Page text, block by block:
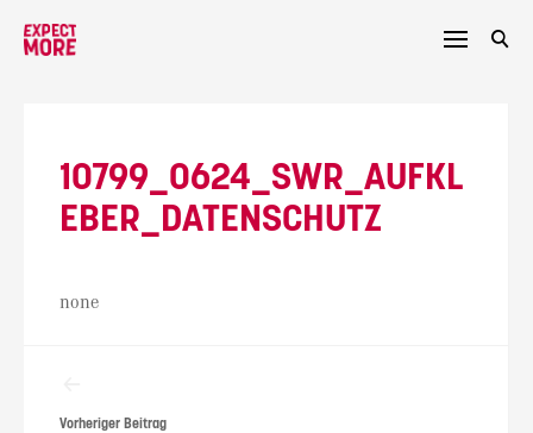
10799_0624_SWR_AUFKL
EBER_DATENSCHUTZ
none
Vorheriger Beitrag